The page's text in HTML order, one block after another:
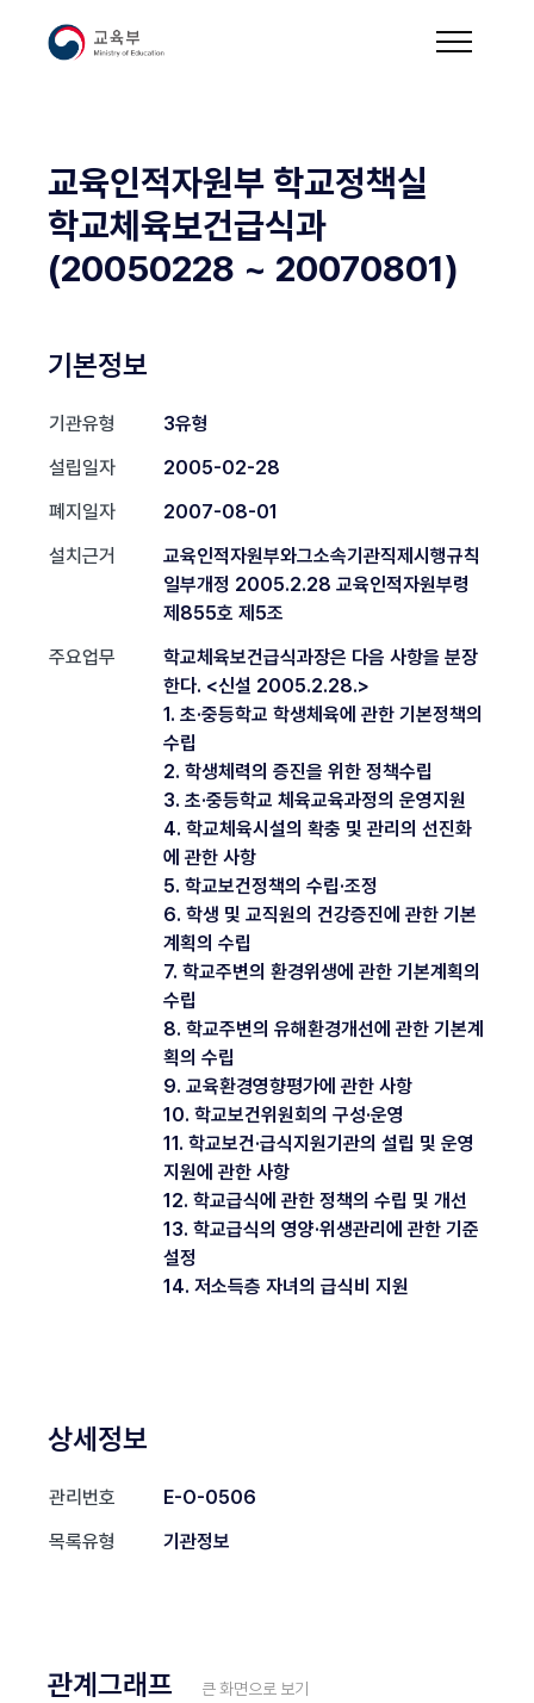
교육인적자원부 학교정책실
학교체육보건급식과
(20050228 ~ 20070801)
기본정보
기관유형
3유형
설립일자
2005-02-28
폐지일자
2007-08-01
설치근거
교육인적자원부와그소속기관직제시행규칙
일부개정 2005.2.28 교육인적자원부령
제855호 제5조
주요업무
학교체육보건급식과장은 다음 사항을 분장
한다. <신설 2005.2.28.>
1. 초·중등학교 학생체육에 관한 기본정책의
수립
2. 학생체력의 증진을 위한 정책수립
3. 초·중등학교 체육교육과정의 운영지원
4. 학교체육시설의 확충 및 관리의 선진화
에 관한 사항
5. 학교보건정책의 수립·조정
6. 학생 및 교직원의 건강증진에 관한 기본
계획의 수립
7. 학교주변의 환경위생에 관한 기본계획의
수립
8. 학교주변의 유해환경개선에 관한 기본계
획의 수립
9. 교육환경영향평가에 관한 사항
10. 학교보건위원회의 구성·운영
11. 학교보건·급식지원기관의 설립 및 운영
지원에 관한 사항
12. 학교급식에 관한 정책의 수립 및 개선
13. 학교급식의 영양·위생관리에 관한 기준
설정
14. 저소득층 자녀의 급식비 지원
상세정보
관리번호
E-O-0506
목록유형
기관정보
관계그래프 큰 화면으로 보기